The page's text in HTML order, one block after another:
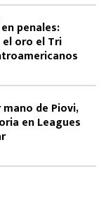
penales:
oro el Tri
de Piovi,
en Leagues